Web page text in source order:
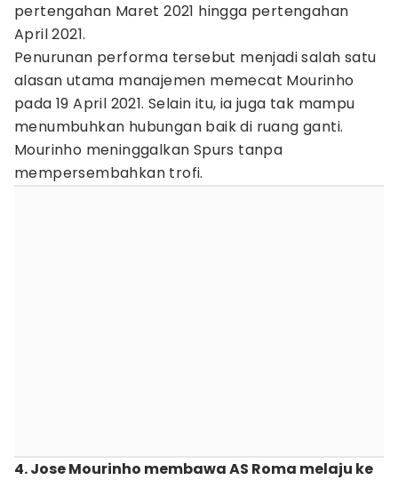
pertengahan Maret 2021 hingga pertengahan
April 2021.
Penurunan performa tersebut menjadi salah satu
alasan utama manajemen memecat Mourinho
pada 19 April 2021. Selain itu, ia juga tak mampu
menumbuhkan hubungan baik di ruang ganti.
Mourinho meninggalkan Spurs tanpa
mempersembahkan trofi.
4. Jose Mourinho membawa AS Roma melaju ke